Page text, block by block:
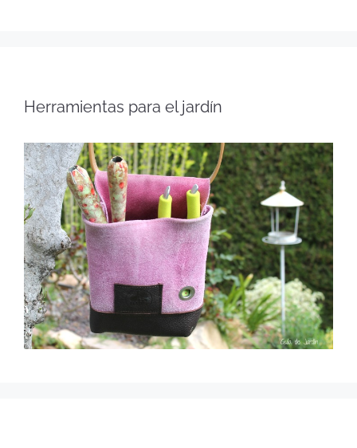
Herramientas para el jardín